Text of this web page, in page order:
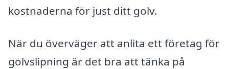
kostnaderna för just ditt golv.
När du överväger att anlita ett företag för
golvslipning är det bra att tänka på